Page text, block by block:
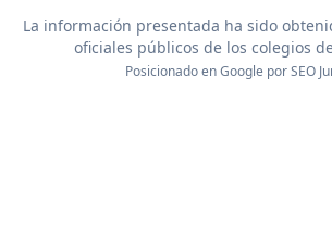
La información presentada ha sido
oficiales públicos de los colegios
Posicionado en Google porSEO